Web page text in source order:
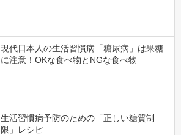
現代日本人の生活習慣病「糖尿病」は果糖
に注意！OKな食べ物とNGな食べ物
生活習慣病予防のための「正しい糖質制
限」レシピ